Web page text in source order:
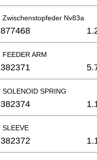
Zwischenstopfeder Nv83a
877468
FEEDER ARM
382371
SOLENOID SPRING
382374
SLEEVE
382372